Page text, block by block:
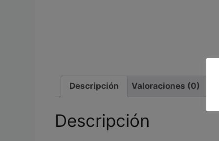
Descripción Valoraciones (0)
Descripción